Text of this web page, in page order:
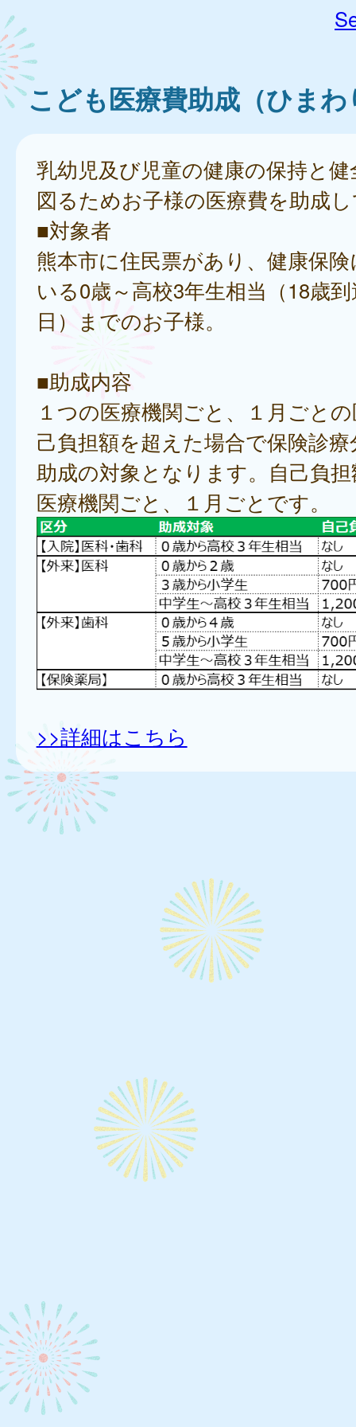
こども医療費助成（ひま
乳幼児及び児童の健康の保持と
図るためお子様の医療費を助成
■対象者
熊本市に住民票があり、健康保
いる0歳～高校3年生相当（18歳
日）までのお子様。
■助成内容
１つの医療機関ごと、１月ごと
己負担額を超えた場合で保険診
助成の対象となります。自己負
医療機関ごと、１月ごとです。
>>詳細はこちら